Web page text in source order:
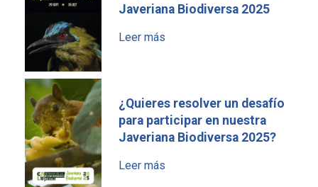
Javeriana Biodiversa 2025
Leer más
¿Quieres resolver un desafío
para participar en nuestra
Javeriana Biodiversa 2025?
Leer más